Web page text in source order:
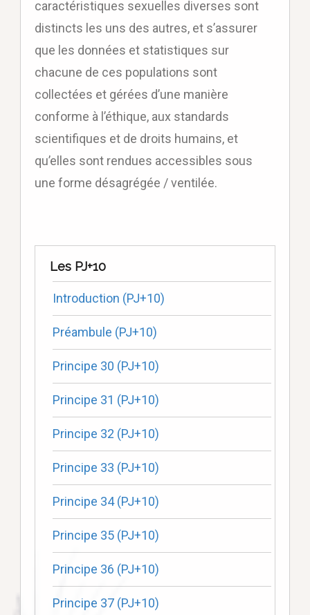
caractéristiques sexuelles diverses sont
distincts les uns des autres, et s’assurer
que les données et statistiques sur
chacune de ces populations sont
collectées et gérées d’une manière
conforme à l’éthique, aux standards
scientifiques et de droits humains, et
qu’elles sont rendues accessibles sous
une forme désagrégée / ventilée.
Les PJ+10
Introduction (PJ+10)
Préambule (PJ+10)
Principe 30 (PJ+10)
Principe 31 (PJ+10)
Principe 32 (PJ+10)
Principe 33 (PJ+10)
Principe 34 (PJ+10)
Principe 35 (PJ+10)
Principe 36 (PJ+10)
Principe 37 (PJ+10)